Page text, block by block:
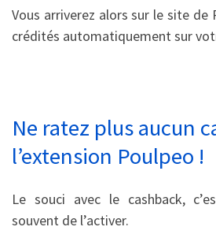
Vous arriverez alors sur le site de
crédités automatiquement sur
Ne ratez plus aucun
l’extension Poulpeo !
Le souci avec le cashback,
souvent de l’activer.